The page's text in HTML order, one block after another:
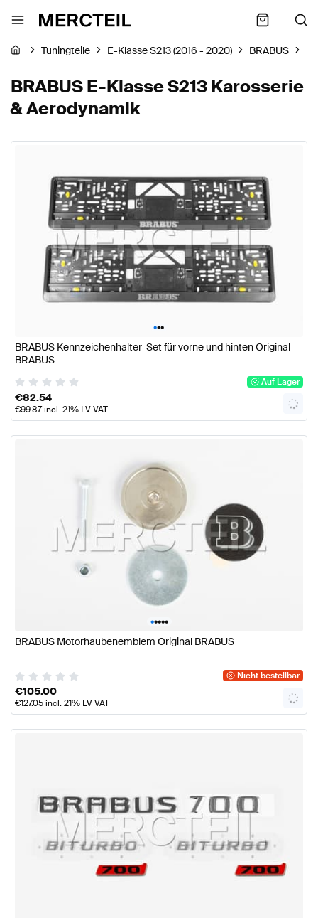
Tuningteile E-Klasse S213 (2016 - 2020) BRABUS
BRABUS E-Klasse S213 Karosserie
& Aerodynamik
•••
BRABUS Kennzeichenhalter-Set für vorne und hinten Original
BRABUS
Auf Lager
€82.54
€99.87incl. 21% LV VAT
•••••
BRABUS Motorhaubenemblem Original BRABUS
Nicht bestellbar
€105.00
€127.05incl. 21% LV VAT